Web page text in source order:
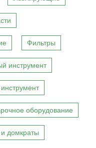
Фильтры
инструмент
оборудование
домкраты